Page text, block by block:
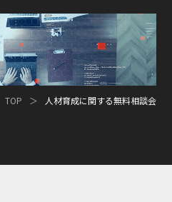
TOP 人材育成に関する無料相談会